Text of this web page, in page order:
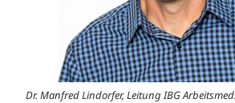
Dr. Manfred Lindorfer, Leitung IBG